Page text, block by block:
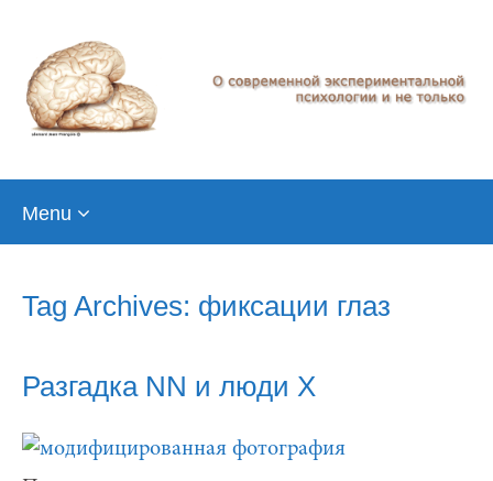
Menu
Tag Archives: фиксации глаз
Разгадка NN и люди Х